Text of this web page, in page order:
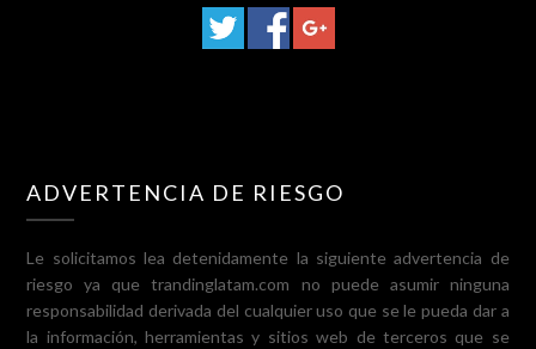
ADVERTENCIA DE RIESGO
Le solicitamos lea detenidamente la siguiente advertencia de
riesgo ya que trandinglatam.com no puede asumir ninguna
responsabilidad derivada del cualquier uso que se le pueda dar a
la información, herramientas y sitios web de terceros que se